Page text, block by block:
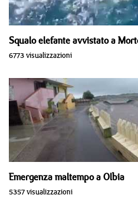
Squalo elefante avvistato a
6773 visualizzazioni
Emergenza maltempo a Olbia
5357 visualizzazioni